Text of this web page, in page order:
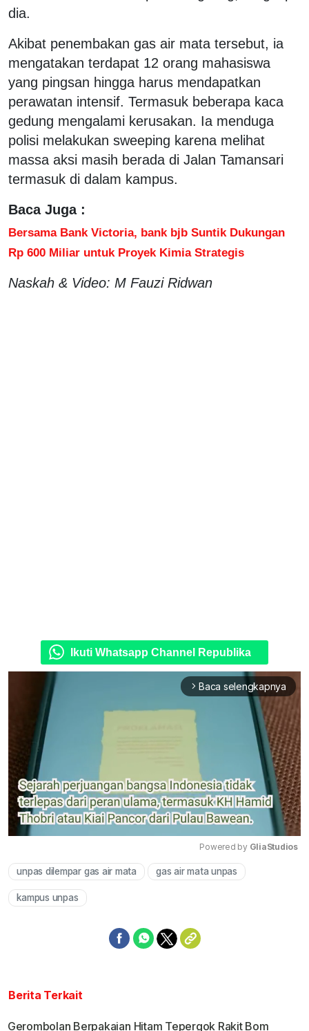
dia.
Akibat penembakan gas air mata tersebut, ia
mengatakan terdapat 12 orang mahasiswa
yang pingsan hingga harus mendapatkan
perawatan intensif. Termasuk beberapa kaca
gedung mengalami kerusakan. Ia menduga
polisi melakukan sweeping karena melihat
massa aksi masih berada di Jalan Tamansari
termasuk di dalam kampus.
Baca Juga :
Bersama Bank Victoria, bank bjb Suntik Dukungan
Rp 600 Miliar untuk Proyek Kimia Strategis
Naskah & Video: M Fauzi Ridwan
Ikuti Whatsapp Channel Republika
arrow_forward_ios Baca selengkapnya
Powered by GliaStudios
unpas dilempar gas air mata gas air mata unpas
kampus unpas
Berita Terkait
Gerombolan Berpakaian Hitam Tepergok Rakit Bom